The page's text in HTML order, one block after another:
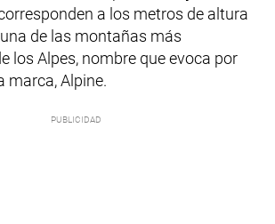
a los metros de altura
de las montañas más
los Alpes, nombre que evoca por
marca, Alpine.